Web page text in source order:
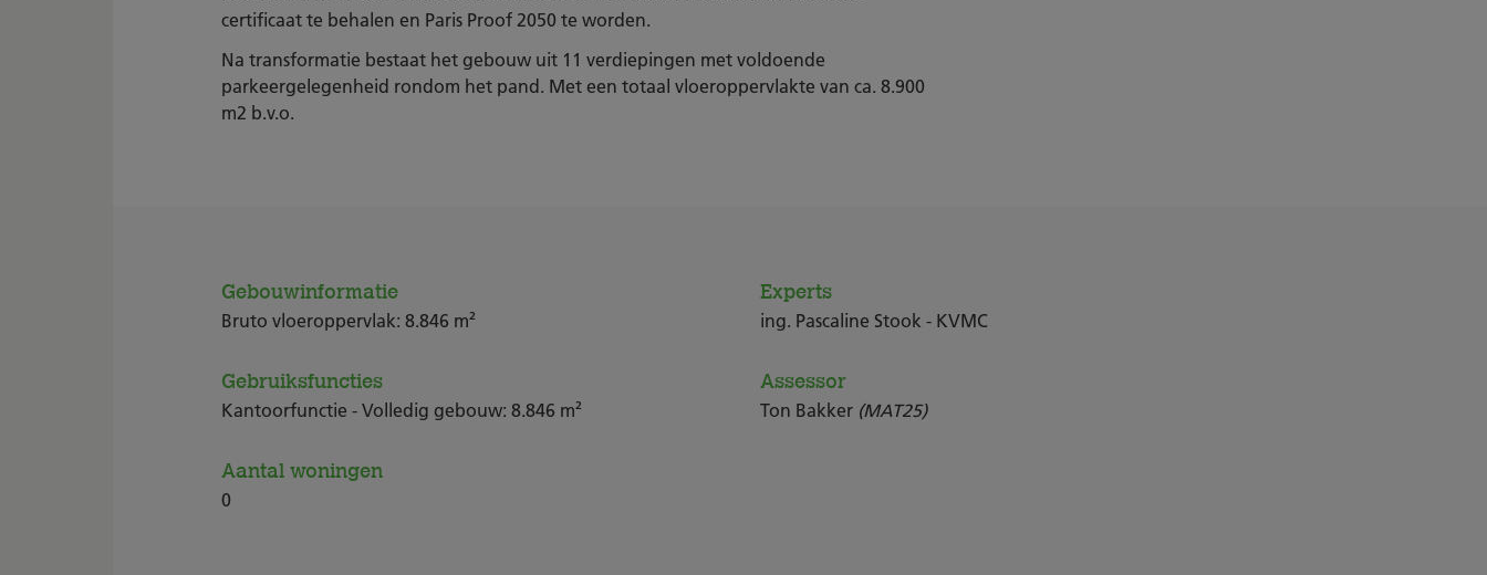
certificaat te behalen en Paris Proof 2050 te worden.
Na transformatie bestaat het gebouw uit 11 verdiepingen met voldoende
parkeergelegenheid rondom het pand. Met een totaal vloeroppervlakte van ca. 8.900
m2 b.v.o.
Gebouwinformatie
Bruto vloeroppervlak: 8.846 m²
Gebruiksfuncties
Kantoorfunctie - Volledig gebouw: 8.846 m²
Aantal woningen
0
Experts
ing. Pascaline Stook - KVMC
Assessor
Ton Bakker (MAT25)